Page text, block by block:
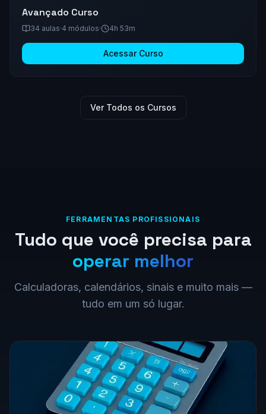
Avançado Curso
34 aulas·4 módulos· 4h 53m
Acessar Curso
Ver Todos os Cursos
FERRAMENTAS PROFISSIONAIS
Tudo que você precisa para
operar melhor
Calculadoras, calendários, sinais e muito mais —
tudo em um só lugar.